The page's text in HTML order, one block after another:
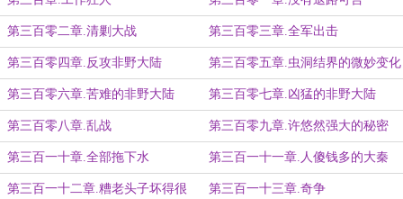
第三百零二章.清剿大战 第三百零三章.全军出击
第三百零四章.反攻非野大陆 第三百零五章.虫洞结界的微妙变化
第三百零六章.苦难的非野大陆 第三百零七章.凶猛的非野大陆
第三百零八章.乱战 第三百零九章.许悠然强大的秘密
第三百一十章.全部拖下水 第三百一十一章.人傻钱多的大秦
第三百一十二章.糟老头子坏得很 第三百一十三章.奇争